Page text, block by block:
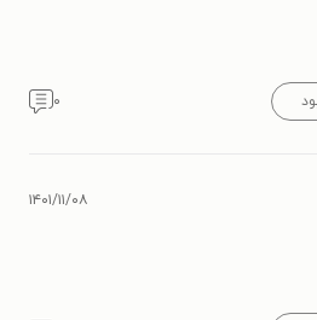
۰
۱۴۰۱/۱۱/۰۸